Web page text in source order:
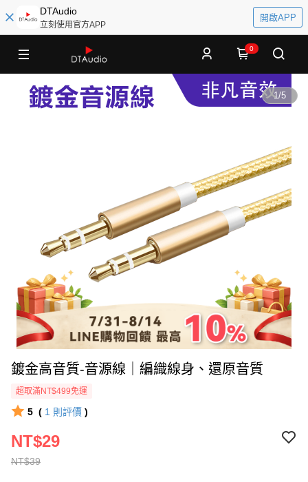
DTAudio
立刻使用官方APP
開啟APP
0
1/5
鍍金高音質-音源線｜編織線身、還原音質
超取滿NT$499免運
5 ( 1 則評價 )
NT$39
NT$29